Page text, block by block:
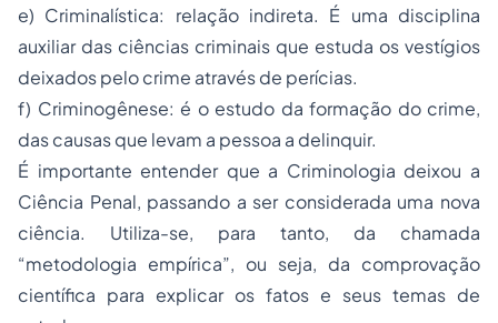
e) Criminalística: relação indireta. É uma disciplina
auxiliar das ciências criminais que estuda os vestígios
deixados pelo crime através de perícias.
f) Criminogênese: é o estudo da formação do crime,
das causas que levam a pessoa a delinquir.
É importante entender que a Criminologia deixou a
Ciência Penal, passando a ser considerada uma nova
ciência. Utiliza-se, para tanto, da chamada
“metodologia empírica”, ou seja, da comprovação
científica para explicar os fatos e seus temas de